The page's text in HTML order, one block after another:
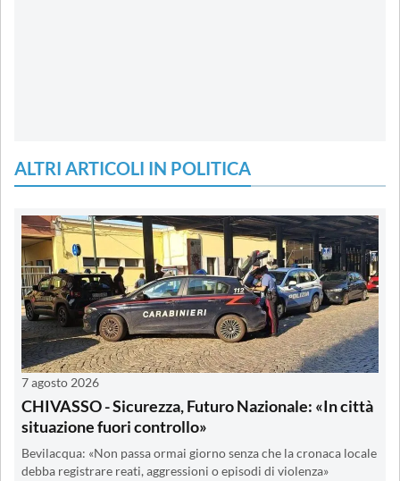
ALTRI ARTICOLI IN POLITICA
7 agosto 2026
CHIVASSO - Sicurezza, Futuro Nazionale: «In città
situazione fuori controllo»
Bevilacqua: «Non passa ormai giorno senza che la cronaca locale
debba registrare reati, aggressioni o episodi di violenza»